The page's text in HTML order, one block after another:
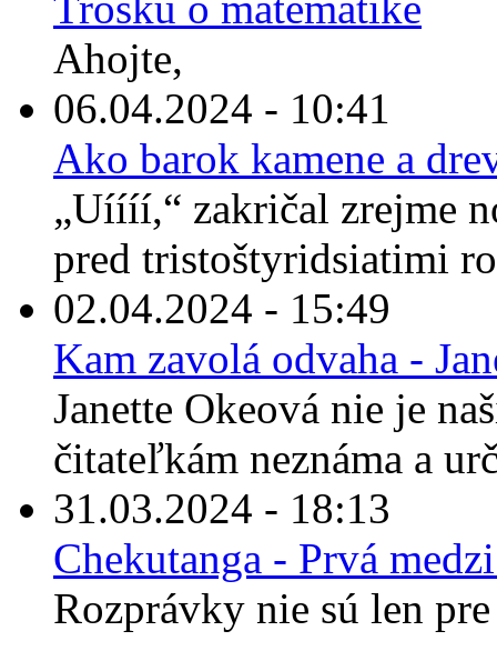
Ahojte,
06.04.2024 - 10:41
Ako barok kamene a
„Uíííí,“ zakričal zrejme
pred tristoštyridsiatimi
02.04.2024 - 15:49
Kam zavolá odvaha -
Janette Okeová nie je
čitateľkám neznáma a
31.03.2024 - 18:13
Chekutanga - Prvá
Rozprávky nie sú len